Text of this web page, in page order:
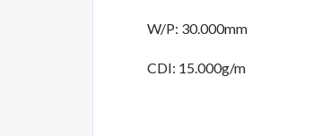
W/P: 30.000mm
CDI: 15.000g/m